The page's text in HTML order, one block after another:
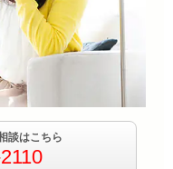
談はこちら